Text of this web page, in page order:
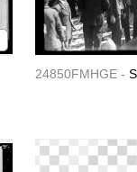
24850FMHGE -